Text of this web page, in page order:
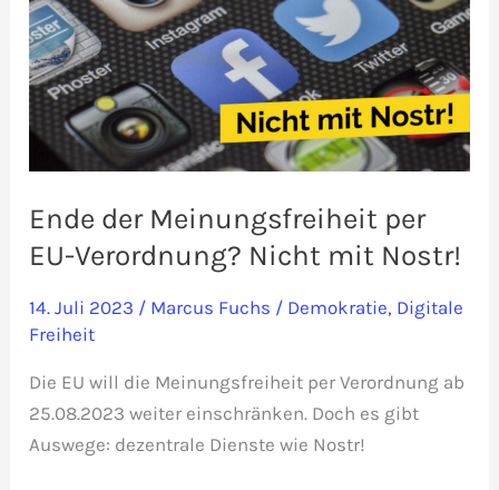
Ende der Meinungsfreiheit per
EU-Verordnung? Nicht mit Nostr!
14. Juli 2023 / Marcus Fuchs / Demokratie, Digitale
Freiheit
Die EU will die Meinungsfreiheit per Verordnung ab
25.08.2023 weiter einschränken. Doch es gibt
Auswege: dezentrale Dienste wie Nostr!